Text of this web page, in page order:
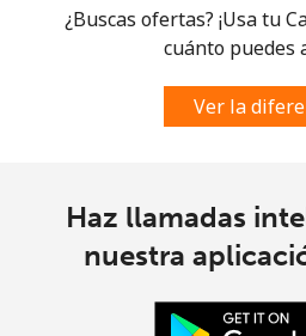
¿Buscas ofertas? ¡Usa tu
cuánto puedes
Ver la
Haz llamadas
nuestra